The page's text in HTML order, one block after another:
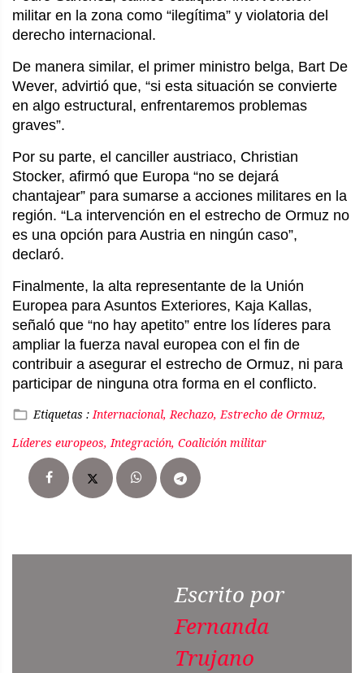
militar en la zona como “ilegítima” y violatoria del
derecho internacional.
De manera similar, el primer ministro belga, Bart De
Wever, advirtió que, “si esta situación se convierte
en algo estructural, enfrentaremos problemas
graves”.
Por su parte, el canciller austriaco, Christian
Stocker, afirmó que Europa “no se dejará
chantajear” para sumarse a acciones militares en la
región. “La intervención en el estrecho de Ormuz no
es una opción para Austria en ningún caso”,
declaró.
Finalmente, la alta representante de la Unión
Europea para Asuntos Exteriores, Kaja Kallas,
señaló que “no hay apetito” entre los líderes para
ampliar la fuerza naval europea con el fin de
contribuir a asegurar el estrecho de Ormuz, ni para
participar de ninguna otra forma en el conflicto.
Etiquetas : Internacional, Rechazo, Estrecho de Ormuz,
Líderes europeos, Integración, Coalición militar
Escrito por
Fernanda
Trujano